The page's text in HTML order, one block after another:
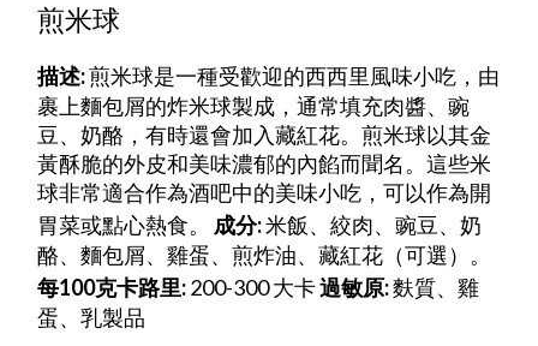
煎米球
描述:煎米球是一種受歡迎的西西里風味小吃，由
裹上麵包屑的炸米球製成，通常填充肉醬、豌
豆、奶酪，有時還會加入藏紅花。煎米球以其金
黃酥脆的外皮和美味濃郁的內餡而聞名。這些米
球非常適合作為酒吧中的美味小吃，可以作為開
胃菜或點心熱食。 成分:米飯、絞肉、豌豆、奶
酪、麵包屑、雞蛋、煎炸油、藏紅花（可選）。
每100克卡路里:200-300 大卡過敏原:麩質、雞
蛋、乳製品